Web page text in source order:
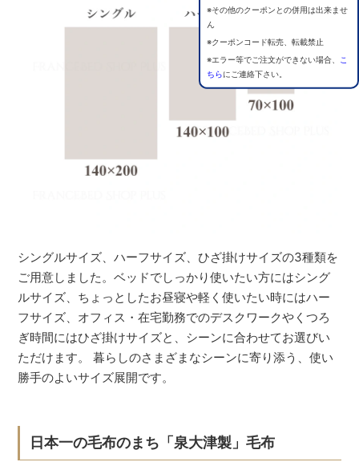
※その他のクーポンとの併用は出来ませ
ん
※クーポンコード転売、転載禁止
※エラー等でご注文ができない場合、
こ
ちらにご連絡下さい。
シングルサイズ、ハーフサイズ、ひざ掛けサイズの3種類を
ご用意しました。ベッドでしっかり使いたい方にはシング
ルサイズ、ちょっとしたお昼寝や軽く使いたい時にはハー
フサイズ、オフィス・在宅勤務でのデスクワークやくつろ
ぎ時間にはひざ掛けサイズと、シーンに合わせてお選びい
ただけます。 暮らしのさまざまなシーンに寄り添う、使い
勝手のよいサイズ展開です。
日本一の毛布のまち「泉大津製」毛布